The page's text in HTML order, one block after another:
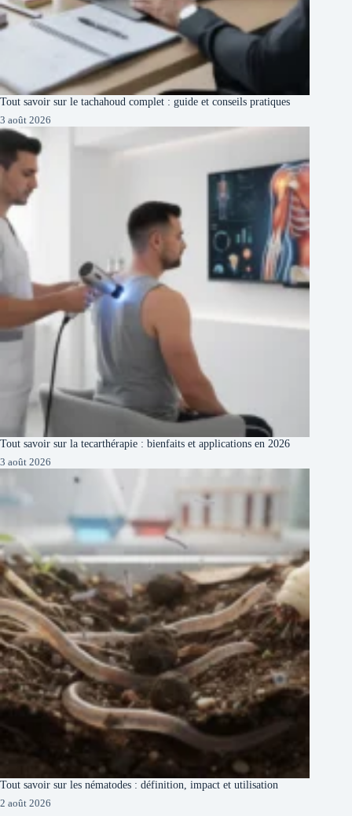
Tout savoir sur le tachahoud complet : guide et conseils pratiques
3 août 2026
Tout savoir sur la tecarthérapie : bienfaits et applications en 2026
3 août 2026
Tout savoir sur les nématodes : définition, impact et utilisation
2 août 2026